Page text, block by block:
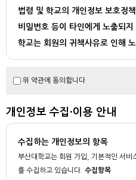
법령 및 학교의 개인정보 보호정
비밀번호 등이 타인에게 노출되
학교는 회원의 귀책사유로 인해
지 않습니다.
학교는 다음과 같은 경우에 법이
- 수사기관이나 기타 정부기관으로부터
- 기타 법률에 의해 요규되는 경우
위 약관에 동의합니다
개인정보 수집·이용 안내
수집하는 개인정보의 항목
부산대학교는 회원 가입, 기본적인 서비
를 수집하고 있습니다. 수집항목